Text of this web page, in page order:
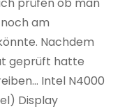
am
Nachdem
geprüft hatte
Intel N4000
Display